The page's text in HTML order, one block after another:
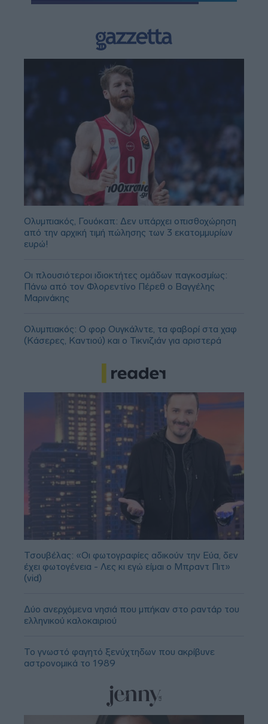
Ολυμπιακός, Γουόκαπ: Δεν υπάρχει οπισθοχώρηση
από την αρχική τιμή πώλησης των 3 εκατομμυρίων
ευρώ!
Οι πλουσιότεροι ιδιοκτήτες ομάδων παγκοσμίως:
Πάνω από τον Φλορεντίνο Πέρεθ ο Βαγγέλης
Μαρινάκης
Ολυμπιακός: Ο φορ Ουγκάλντε, τα φαβορί στα χαφ
(Κάσερες, Καντιού) και ο Τικνιζιάν για αριστερά
Τσουβέλας: «Οι φωτογραφίες αδικούν την Εύα, δεν
έχει φωτογένεια - Λες κι εγώ είμαι ο Μπραντ Πιτ»
(vid)
Δύο ανερχόμενα νησιά που μπήκαν στο ραντάρ του
ελληνικού καλοκαιριού
Το γνωστό φαγητό ξενύχτηδων που ακρίβυνε
αστρονομικά το 1989